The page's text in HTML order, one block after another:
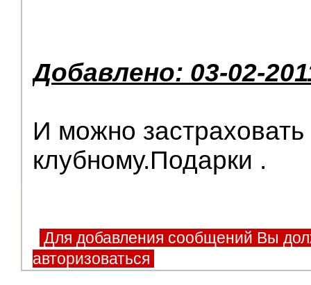
Добавлено: 03-02-
И можно
клубному.Подарки .
Для добавления сообщений Вы
авторизоваться